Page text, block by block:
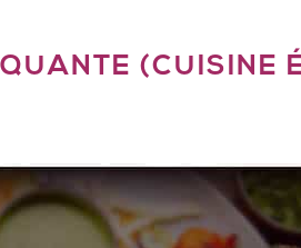
(CUISINE